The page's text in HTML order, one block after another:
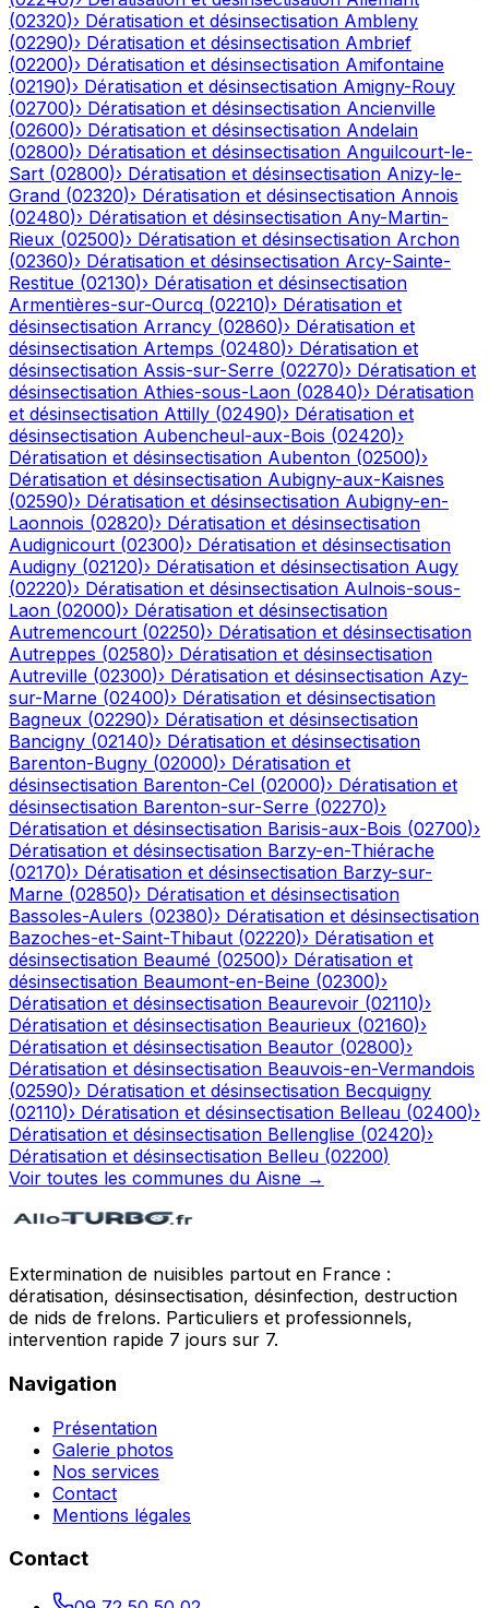
(02320)› Dératisation et désinsectisation Ambleny
(02290)› Dératisation et désinsectisation Ambrief
(02200)› Dératisation et désinsectisation Amifontaine
(02190)› Dératisation et désinsectisation Amigny-Rouy
(02700)› Dératisation et désinsectisation Ancienville
(02600)› Dératisation et désinsectisation Andelain
(02800)› Dératisation et désinsectisation Anguilcourt-le-
Sart (02800)› Dératisation et désinsectisation Anizy-le-
Grand (02320)› Dératisation et désinsectisation Annois
(02480)› Dératisation et désinsectisation Any-Martin-
Rieux (02500)› Dératisation et désinsectisation Archon
(02360)› Dératisation et désinsectisation Arcy-Sainte-
Restitue (02130)› Dératisation et désinsectisation
Armentières-sur-Ourcq (02210)› Dératisation et
désinsectisation Arrancy (02860)› Dératisation et
désinsectisation Artemps (02480)› Dératisation et
désinsectisation Assis-sur-Serre (02270)› Dératisation et
désinsectisation Athies-sous-Laon (02840)› Dératisation
et désinsectisation Attilly (02490)› Dératisation et
désinsectisation Aubencheul-aux-Bois (02420)›
Dératisation et désinsectisation Aubenton (02500)›
Dératisation et désinsectisation Aubigny-aux-Kaisnes
(02590)› Dératisation et désinsectisation Aubigny-en-
Laonnois (02820)› Dératisation et désinsectisation
Audignicourt (02300)› Dératisation et désinsectisation
Audigny (02120)› Dératisation et désinsectisation Augy
(02220)› Dératisation et désinsectisation Aulnois-sous-
Laon (02000)› Dératisation et désinsectisation
Autremencourt (02250)› Dératisation et désinsectisation
Autreppes (02580)› Dératisation et désinsectisation
Autreville (02300)› Dératisation et désinsectisation Azy-
sur-Marne (02400)› Dératisation et désinsectisation
Bagneux (02290)› Dératisation et désinsectisation
Bancigny (02140)› Dératisation et désinsectisation
Barenton-Bugny (02000)› Dératisation et
désinsectisation Barenton-Cel (02000)› Dératisation et
désinsectisation Barenton-sur-Serre (02270)›
Dératisation et désinsectisation Barisis-aux-Bois (02700)›
Dératisation et désinsectisation Barzy-en-Thiérache
(02170)› Dératisation et désinsectisation Barzy-sur-
Marne (02850)› Dératisation et désinsectisation
Bassoles-Aulers (02380)› Dératisation et désinsectisation
Bazoches-et-Saint-Thibaut (02220)› Dératisation et
désinsectisation Beaumé (02500)› Dératisation et
désinsectisation Beaumont-en-Beine (02300)›
Dératisation et désinsectisation Beaurevoir (02110)›
Dératisation et désinsectisation Beaurieux (02160)›
Dératisation et désinsectisation Beautor (02800)›
Dératisation et désinsectisation Beauvois-en-Vermandois
(02590)› Dératisation et désinsectisation Becquigny
(02110)› Dératisation et désinsectisation Belleau (02400)›
Dératisation et désinsectisation Bellenglise (02420)›
Dératisation et désinsectisation Belleu (02200)
Voir toutes les communes du Aisne →
Extermination de nuisibles partout en France :
dératisation, désinsectisation, désinfection, destruction
de nids de frelons. Particuliers et professionnels,
intervention rapide 7 jours sur 7.
Navigation
Présentation
Galerie photos
Nos services
Contact
Mentions légales
Contact